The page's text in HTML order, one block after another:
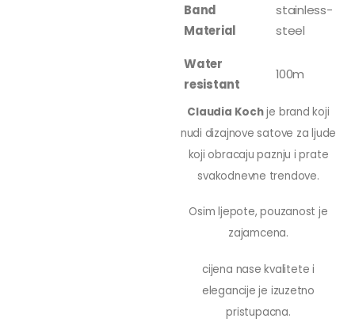
Band
Material
stainless-
steel
Water
resistant
100m
Claudia Kochje brand koji
nudi dizajnove satove za ljude
koji obracaju paznju i prate
svakodnevne trendove.
Osim ljepote, pouzanost je
zajamcena.
cijena nase kvalitete i
elegancije je izuzetno
pristupacna.